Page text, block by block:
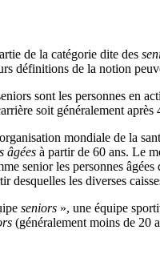
de la catégorie dite des
définitions de la notion
sont les personnes en
soit généralement
mondiale de la
âgées à partir de 60 ans. Le
senior les personnes âgées
desquelles les diverses
seniors », une équipe
(généralement moins de 20